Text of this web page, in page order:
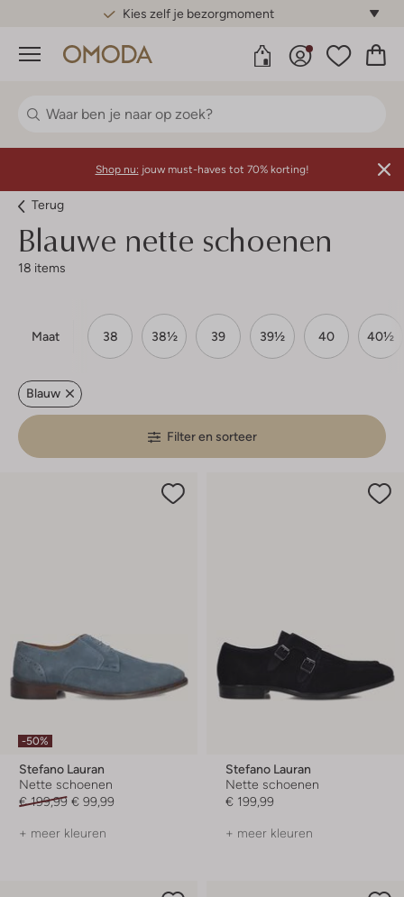
Gratis standaard verzending*
Menu
Shop nu: jouw must-haves tot 70% korting!
Terug
Blauwe nette schoenen
18 items
Maat 38 38½ 39 39½ 40 40½
Blauw
Filter en sorteer
-50%
Stefano Lauran
Nette schoenen
€ 199,99 € 99,99
+ meer kleuren
Stefano Lauran
Nette schoenen
€ 199,99
+ meer kleuren